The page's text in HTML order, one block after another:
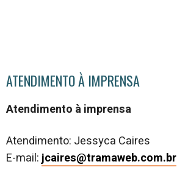
ATENDIMENTO À IMPRENSA
Atendimento à imprensa
Atendimento: Jessyca Caires
E-mail:jcaires@tramaweb.com.br